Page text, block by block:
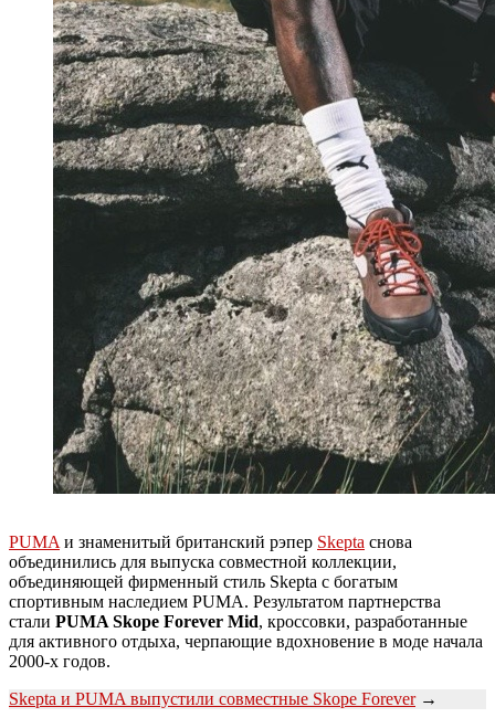
PUMA и знаменитый британский рэпер Skepta снова
объединились для выпуска совместной коллекции,
объединяющей фирменный стиль Skepta с богатым
спортивным наследием PUMA. Результатом партнерства
стали PUMA Skope Forever Mid, кроссовки, разработанные
для активного отдыха, черпающие вдохновение в моде начала
2000-х годов.
Skepta и PUMA выпустили совместные Skope Forever→